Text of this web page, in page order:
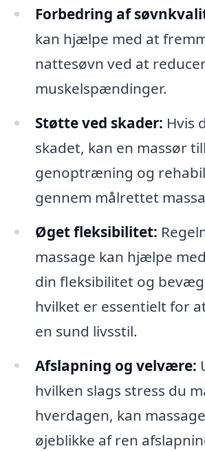
Forbedring af
kan hjælpe med at
nattesøvn ved at
muskelspændinger.
Støtte ved skader: Hvis
skadet, kan en massør
genoptræning og
gennem målrettet
Øget fleksibilitet:
massage kan hjælpe
din fleksibilitet og
hvilket er essentielt for
en sund livsstil.
Afslapning og velvære:
hvilken slags stress du
hverdagen, kan
øjeblikke af ren